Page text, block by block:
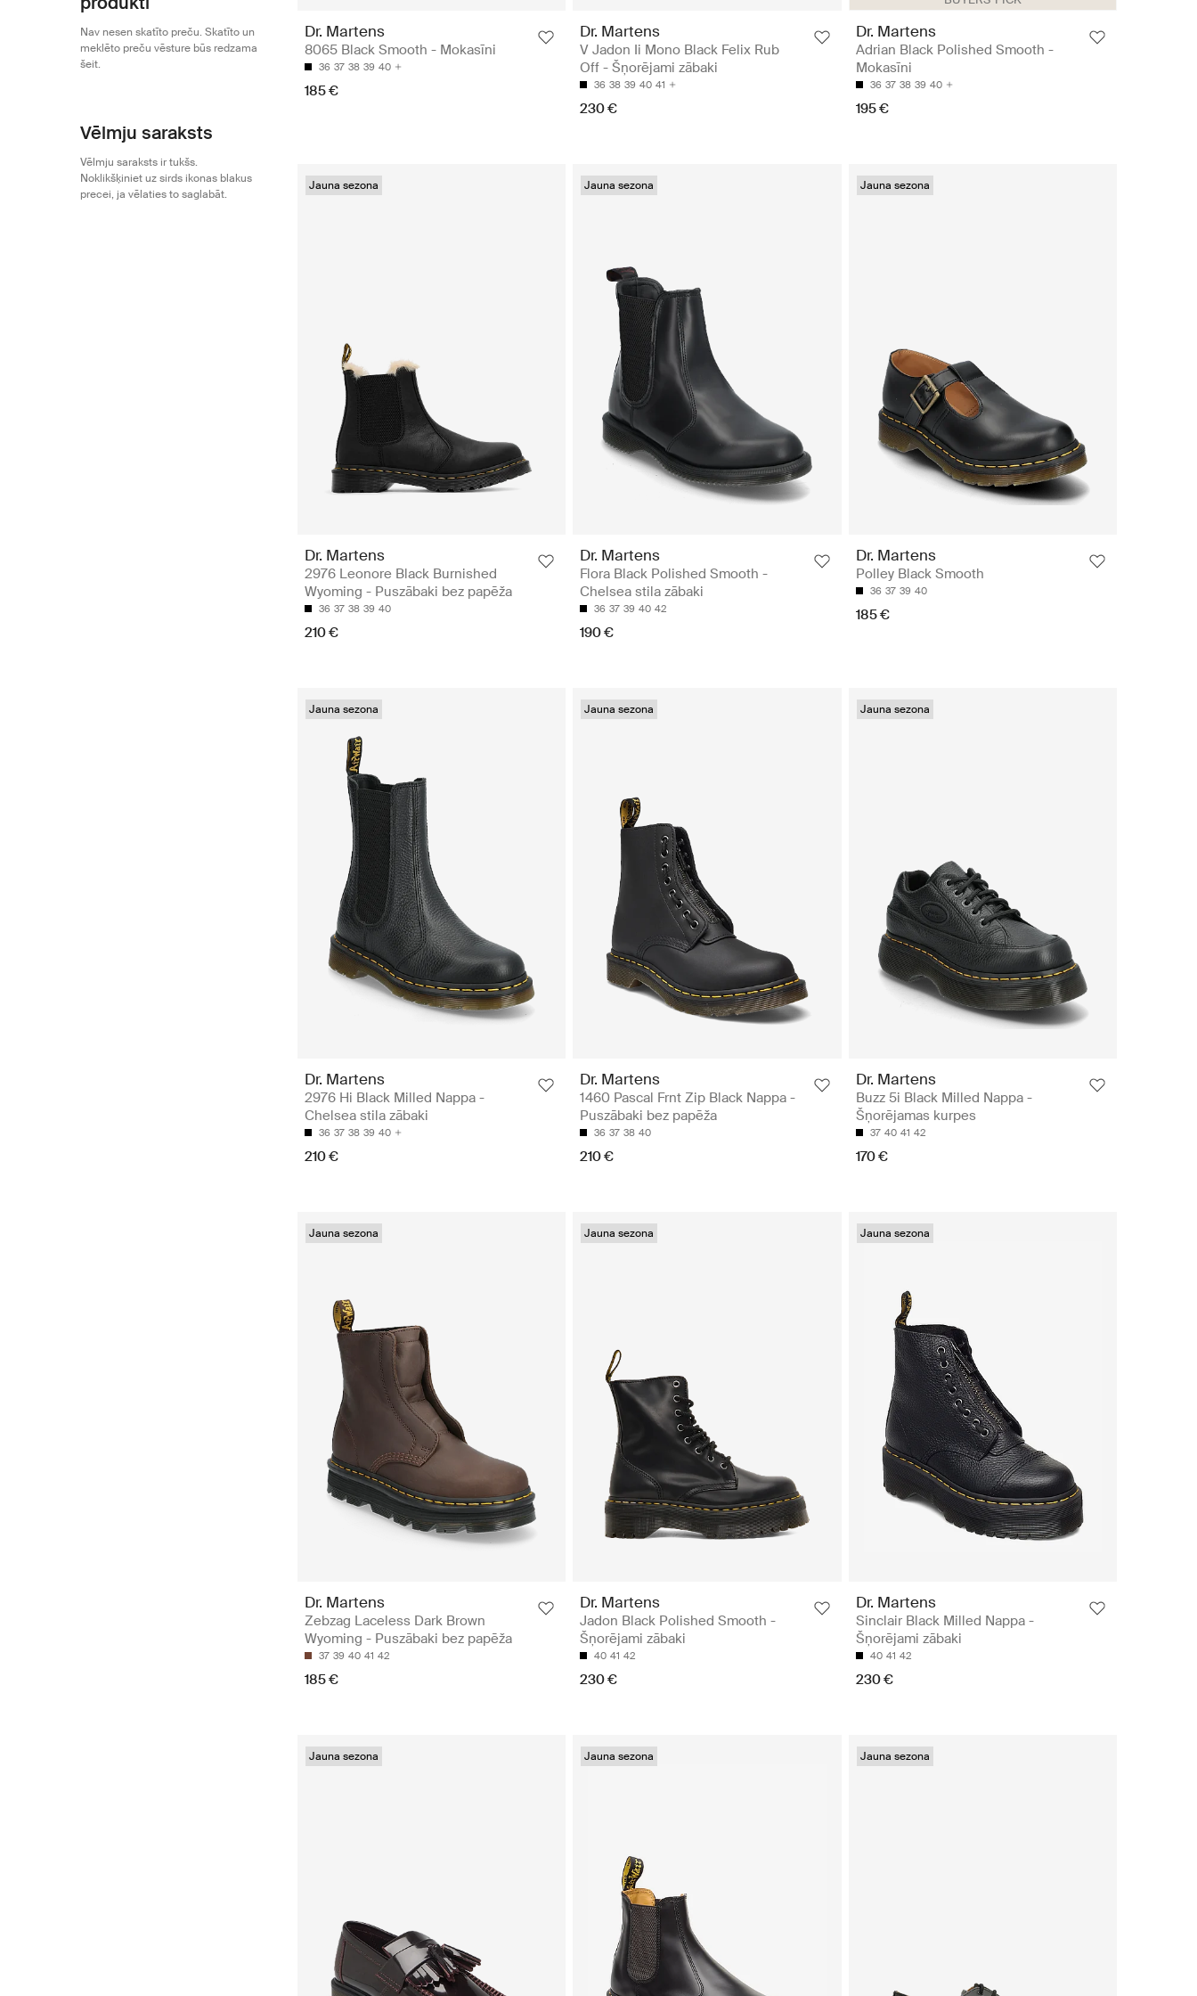
Nav nesen skatīto preču. Skatīto un
meklēto preču vēsture būs redzama
šeit.
Vēlmju saraksts
Vēlmju saraksts ir tukšs.
Noklikšķiniet uz sirds ikonas blakus
precei, ja vēlaties to saglabāt.
Dr. Martens
8065 Black Smooth - Mokasīni
36 37 38 39 40
185 €
Dr. Martens
V Jadon Ii Mono Black Felix Rub
Off - Šņorējami zābaki
36 38 39 40 41
230 €
Dr. Martens
Adrian Black Polished Smooth -
Mokasīni
36 37 38 39 40
195 €
Jauna sezona
Dr. Martens
2976 Leonore Black Burnished
Wyoming - Puszābaki bez papēža
36 37 38 39 40
210 €
Jauna sezona
Dr. Martens
Flora Black Polished Smooth -
Chelsea stila zābaki
36 37 39 40 42
190 €
Jauna sezona
Dr. Martens
Polley Black Smooth
36 37 39 40
185 €
Jauna sezona
Dr. Martens
2976 Hi Black Milled Nappa -
Chelsea stila zābaki
36 37 38 39 40
210 €
Jauna sezona
Dr. Martens
1460 Pascal Frnt Zip Black Nappa -
Puszābaki bez papēža
36 37 38 40
210 €
Jauna sezona
Dr. Martens
Buzz 5i Black Milled Nappa -
Šņorējamas kurpes
37 40 41 42
170 €
Jauna sezona
Dr. Martens
Zebzag Laceless Dark Brown
Wyoming - Puszābaki bez papēža
37 39 40 41 42
185 €
Jauna sezona
Dr. Martens
Jadon Black Polished Smooth -
Šņorējami zābaki
40 41 42
230 €
Jauna sezona
Dr. Martens
Sinclair Black Milled Nappa -
Šņorējami zābaki
40 41 42
230 €
Jauna sezona Jauna sezona Jauna sezona